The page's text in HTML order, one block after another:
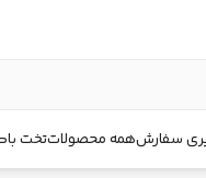
سفارشهمه محصولاتتخت